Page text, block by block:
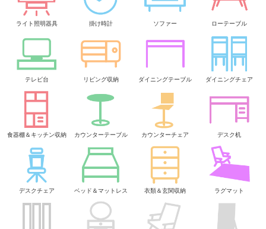
ライト照明器具 掛け時計 ソファー ローテーブル
テレビ台 リビング収納 ダイニングテーブル ダイニングチェア
食器棚＆キッチン収納 カウンターテーブル カウンターチェア デスク机
デスクチェア ベッド＆マットレス 衣類＆玄関収納 ラグマット